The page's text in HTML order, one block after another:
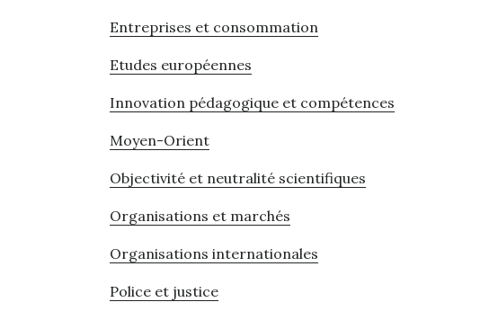
Entreprises et consommation
Etudes européennes
Innovation pédagogique et compétences
Moyen-Orient
Objectivité et neutralité scientifiques
Organisations et marchés
Organisations internationales
Police et justice